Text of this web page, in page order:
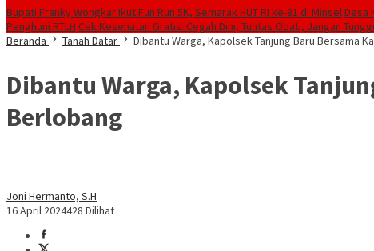
Bupati Franky Wongkar Ikut Fun Run 5K, Semarak HUT RI ke-81 di MinselDesa
Penghuni RTLH Cek Kesehatan Gratis: Cegah Dini, Tuntas Obati, Jangan
Beranda
Tanah Datar Dibantu Warga, Kapolsek Tanjung Baru Bersama
Dibantu Warga, Kapolsek
Berlobang
Joni Hermanto, S.H
16 April 2024428 Dilihat